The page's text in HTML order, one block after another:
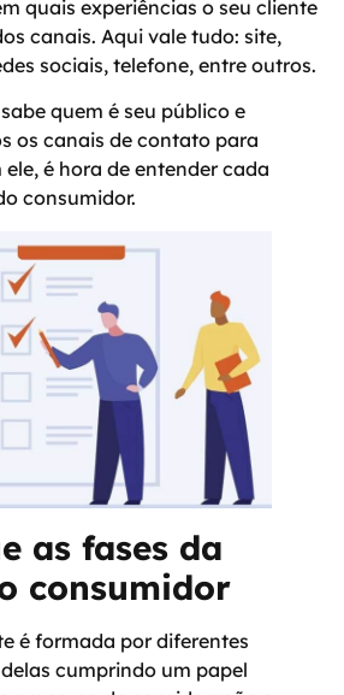
quais experiências o seu cliente
canais. Aqui vale tudo: site,
sociais, telefone, entre outros.
quem é seu público e
os canais de contato para
é hora de entender cada
consumidor.
as fases da
consumidor
é formada por diferentes
cumprindo um papel